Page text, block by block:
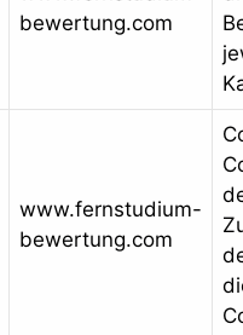
bewertung.com
www.fernstudium-
bewertung.com